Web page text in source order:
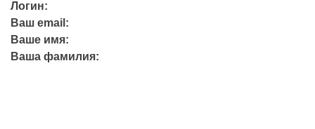
Логин:
Ваш email:
Ваше имя:
Ваша фамилия: